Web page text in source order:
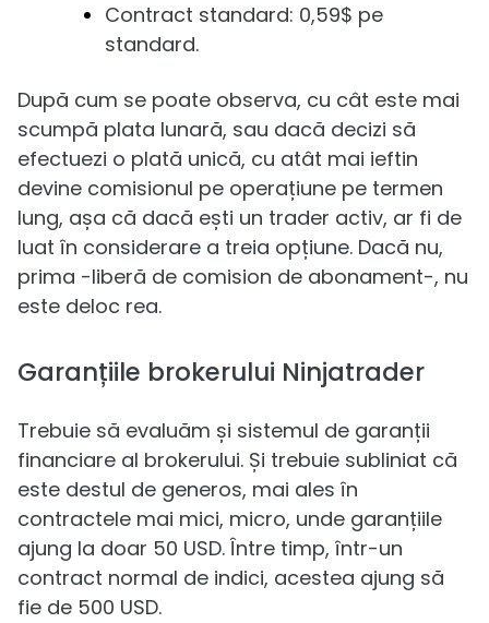
Contract standard: 0,59$ pe
standard.
După cum se poate observa, cu cât este mai
scumpă plata lunară, sau dacă decizi să
efectuezi o plată unică, cu atât mai ieftin
devine comisionul pe operațiune pe termen
lung, așa că dacă ești un trader activ, ar fi de
luat în considerare a treia opțiune. Dacă nu,
prima -liberă de comision de abonament-, nu
este deloc rea.
Garanțiile brokerului Ninjatrader
Trebuie să evaluăm și sistemul de garanții
financiare al brokerului. Și trebuie subliniat că
este destul de generos, mai ales în
contractele mai mici, micro, unde garanțiile
ajung la doar 50 USD. Între timp, într-un
contract normal de indici, acestea ajung să
fie de 500 USD.